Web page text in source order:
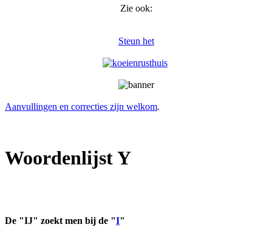
Zie ook:
Steun het
Aanvullingen en correcties zijn welkom.
Woordenlijst Y
De "IJ" zoekt men bij de "I"